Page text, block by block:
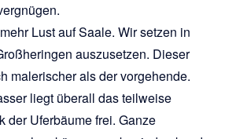
Lust auf Saale. Wir setzen in
auszusetzen. Dieser
malerischer als der vorgehende.
liegt überall das teilweise
der Uferbäume frei. Ganze